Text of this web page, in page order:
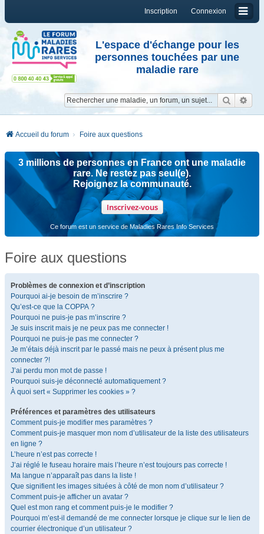
Connexion
Inscription
L'espace d'échange pour les
personnes touchées par une
maladie rare
Accueil du forum Foire aux questions
3 millions de personnes en France ont une maladie
rare. Ne restez pas seul(e).
Rejoignez la communauté.
Inscrivez-vous
Ce forum est un service de Maladies Rares Info Services
Foire aux questions
Problèmes de connexion et d’inscription
Pourquoi ai-je besoin de m’inscrire ?
Qu’est-ce que la COPPA ?
Pourquoi ne puis-je pas m’inscrire ?
Je suis inscrit mais je ne peux pas me connecter !
Pourquoi ne puis-je pas me connecter ?
Je m’étais déjà inscrit par le passé mais ne peux à présent plus me
connecter ?!
J’ai perdu mon mot de passe !
Pourquoi suis-je déconnecté automatiquement ?
À quoi sert « Supprimer les cookies » ?
Préférences et paramètres des utilisateurs
Comment puis-je modifier mes paramètres ?
Comment puis-je masquer mon nom d’utilisateur de la liste des utilisateurs
en ligne ?
L’heure n’est pas correcte !
J’ai réglé le fuseau horaire mais l’heure n’est toujours pas correcte !
Ma langue n’apparaît pas dans la liste !
Que signifient les images situées à côté de mon nom d’utilisateur ?
Comment puis-je afficher un avatar ?
Quel est mon rang et comment puis-je le modifier ?
Pourquoi m’est-il demandé de me connecter lorsque je clique sur le lien de
courrier électronique d’un utilisateur ?